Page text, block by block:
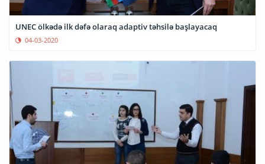
UNEC ölkədə ilk dəfə olaraq adaptiv təhsilə başlayacaq
04-03-2020